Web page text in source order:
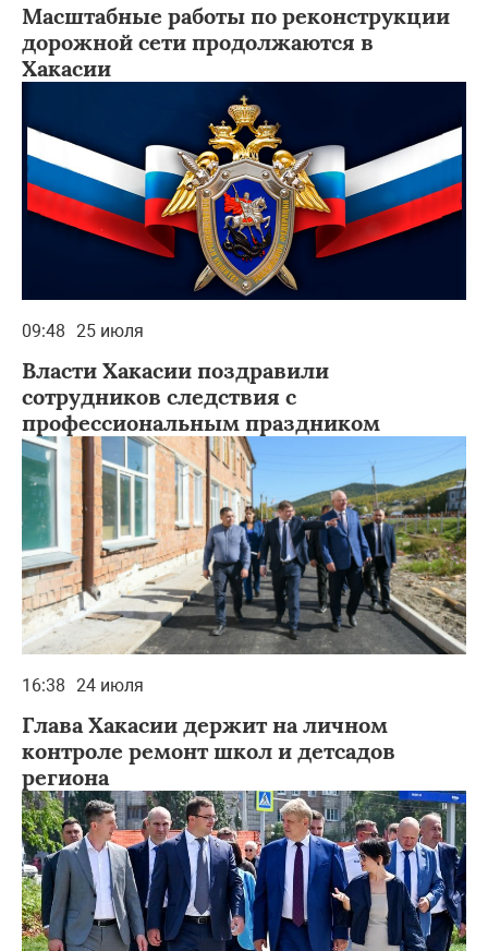
Масштабные работы по реконструкции
дорожной сети продолжаются в
Хакасии
09:48 25 июля
Власти Хакасии поздравили
сотрудников следствия с
профессиональным праздником
16:38 24 июля
Глава Хакасии держит на личном
контроле ремонт школ и детсадов
региона